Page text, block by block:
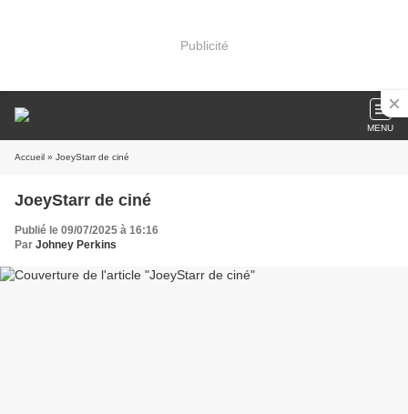
Publicité
MENU
Accueil » JoeyStarr de ciné
JoeyStarr de ciné
Publié le 09/07/2025 à 16:16
Par Johney Perkins